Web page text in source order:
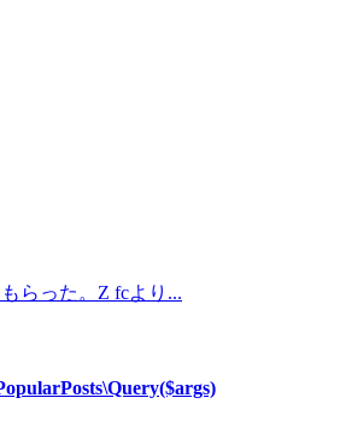
らった。Z fcより...